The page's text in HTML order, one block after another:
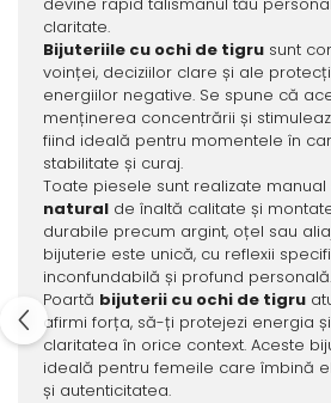
claritate.
Bijuteriile cu ochi de tigrusunt
voinței, deciziilor clare și ale
energiilor negative. Se spune că
menținerea concentrării și
fiind ideală pentru momentele în
stabilitate și curaj.
Toate piesele sunt realizate manual
naturalde înaltă calitate și
durabile precum argint, oțel sau
bijuterie este unică, cu reflexii
inconfundabilă și profund personală.
Poartă bijuterii cu ochi de tigru
afirmi forța, să-ți protejezi energia
claritatea în orice context. Aceste
ideală pentru femeile care îmbină
și autenticitatea.